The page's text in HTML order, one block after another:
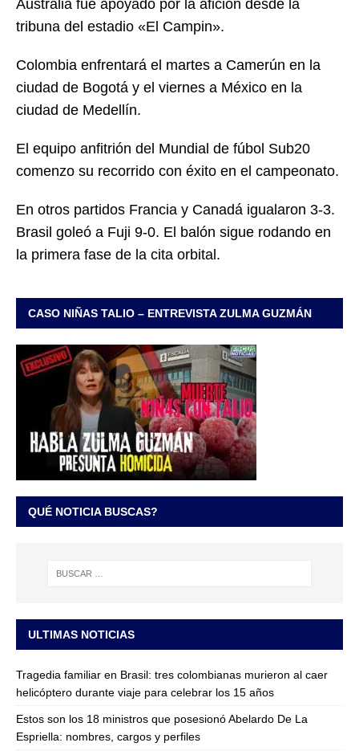
Australia fue apoyado por la afición desde la
tribuna del estadio «El Campin».
Colombia enfrentará el martes a Camerún en la
ciudad de Bogotá y el viernes a México en la
ciudad de Medellín.
El equipo anfitrión del Mundial de fúbol Sub20
comenzo su recorrido con éxito en el campeonato.
En otros partidos Francia y Canadá igualaron 3-3.
Brasil goleó a Fuji 9-0. El balón sigue rodando en
la primera fase de la cita orbital.
CASO NIÑAS TALIO – ENTREVISTA ZULMA GUZMÁN
QUÉ NOTICIA BUSCAS?
ULTIMAS NOTICIAS
Tragedia familiar en Brasil: tres colombianas murieron al caer
helicóptero durante viaje para celebrar los 15 años
Estos son los 18 ministros que posesionó Abelardo De La
Espriella: nombres, cargos y perfiles